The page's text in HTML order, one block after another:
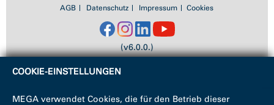
AGB
Datenschutz Impressum Cookies
(v6.0.0.)
COOKIE-EINSTELLUNGEN
MEGA verwendet Cookies, die für den Betrieb dieser